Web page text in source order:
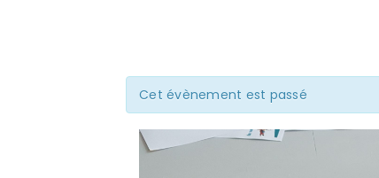
Cet évènement est passé